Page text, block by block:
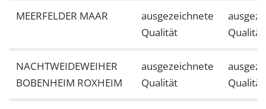
MEERFELDER MAAR
ausgezeichnete
Qualität
Qualität
NACHTWEIDEWEIHER
BOBENHEIM ROXHEIM
ausgezeichnete
Qualität
Qualität